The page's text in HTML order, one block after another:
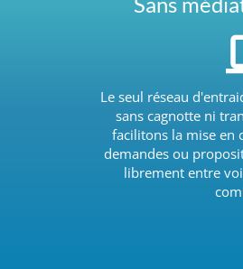
Le seul réseau
sans cagnotte ni
facilitons la mise en
demandes ou
librement entre